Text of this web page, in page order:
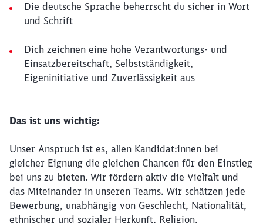
Die deutsche Sprache beherrscht du sicher in Wort
und Schrift
Dich zeichnen eine hohe Verantwortungs- und
Einsatzbereitschaft, Selbstständigkeit,
Eigeninitiative und Zuverlässigkeit aus
Das ist uns wichtig:
Unser Anspruch ist es, allen Kandidat:innen bei
gleicher Eignung die gleichen Chancen für den Einstieg
bei uns zu bieten. Wir fördern aktiv die Vielfalt und
das Miteinander in unseren Teams. Wir schätzen jede
Bewerbung, unabhängig von Geschlecht, Nationalität,
ethnischer und sozialer Herkunft, Religion,